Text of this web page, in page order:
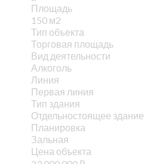
Площадь
150 м2
Тип объекта
Торговая площадь
Вид деятельности
Алкоголь
Линия
Первая линия
Тип здания
Отдельностоящее здание
Планировка
Зальная
Цена объекта